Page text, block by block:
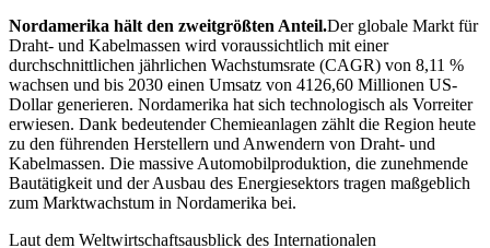
Nordamerika hält den zweitgrößten Anteil.Der globale Markt für
Draht- und Kabelmassen wird voraussichtlich mit einer
durchschnittlichen jährlichen Wachstumsrate (CAGR) von 8,11 %
wachsen und bis 2030 einen Umsatz von 4126,60 Millionen US-
Dollar generieren. Nordamerika hat sich technologisch als Vorreiter
erwiesen. Dank bedeutender Chemieanlagen zählt die Region heute
zu den führenden Herstellern und Anwendern von Draht- und
Kabelmassen. Die massive Automobilproduktion, die zunehmende
Bautätigkeit und der Ausbau des Energiesektors tragen maßgeblich
zum Marktwachstum in Nordamerika bei.
Laut dem Weltwirtschaftsausblick des Internationalen